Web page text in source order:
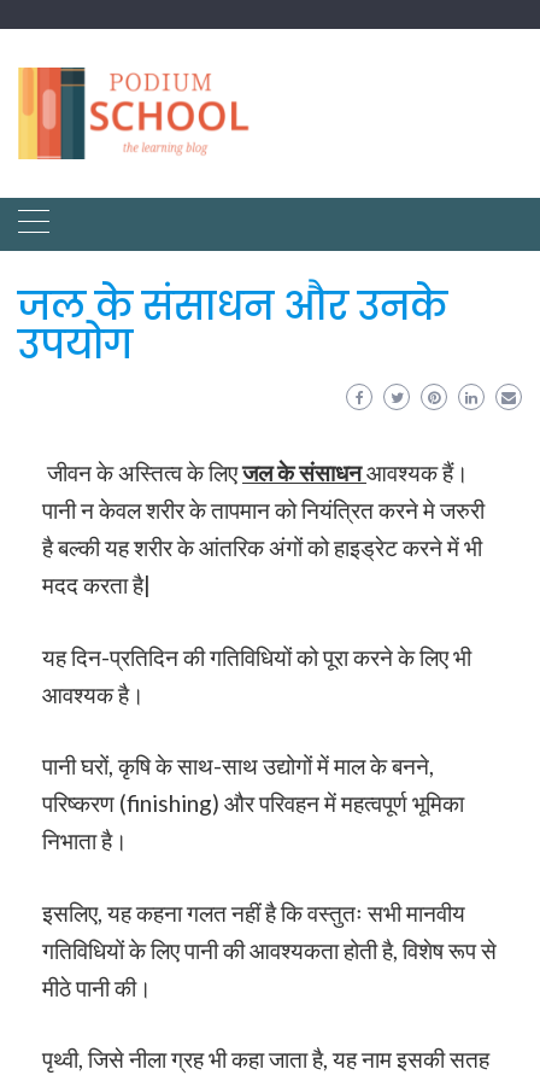
जल के संसाधन और उनके
उपयोग
जीवन के अस्तित्व के लिएजल के संसाधनआवश्यक हैं।
पानी न केवल शरीर के तापमान को नियंत्रित करने मे जरुरी
है बल्की यह शरीर के आंतरिक अंगों को हाइड्रेट करने में भी
मदद करता है|
यह दिन-प्रतिदिन की गतिविधियों को पूरा करने के लिए भी
आवश्यक है।
पानी घरों, कृषि के साथ-साथ उद्योगों में माल के बनने,
परिष्करण (finishing) और परिवहन में महत्वपूर्ण भूमिका
निभाता है।
इसलिए, यह कहना गलत नहीं है कि वस्तुतः सभी मानवीय
गतिविधियों के लिए पानी की आवश्यकता होती है, विशेष रूप से
मीठे पानी की।
पृथ्वी, जिसे नीला ग्रह भी कहा जाता है, यह नाम इसकी सतह